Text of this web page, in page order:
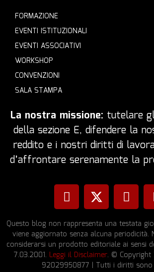
FORMAZIONE
EVENTI ISTITUZIONALI
EVENTI ASSOCIATIVI
WORKSHOP
CONVENZIONI
SALA STAMPA
La nostra missione: tutelare
della sezione E, difendere la
reddito e i nostri diritti di
d’affrontare serenamente la
Questo blog non rappresenta una testata
viene aggiornato senza alcuna periodicità.
considerarsi un prodotto editoriale ai sensi
7.03.2001. Leggi il Disclaimer. © Copyright
92029950877 | Tutti i diritti